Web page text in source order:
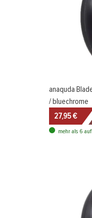
anaquda
/ bluechrome
27,95 €
mehr als 6